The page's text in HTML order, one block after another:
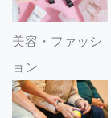
美容・ファッシ
ョン